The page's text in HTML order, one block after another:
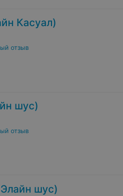
Касуал)
отзыв
шус)
отзыв
шус)